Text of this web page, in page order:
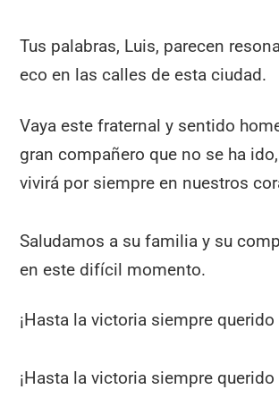
Tus palabras, Luis, parecen
eco en las calles de esta ciudad.
Vaya este fraternal y sentido
gran compañero que no se ha
vivirá por siempre en nuestros
Saludamos a su familia y su
en este difícil momento.
¡Hasta la victoria siempre querido
¡Hasta la victoria siempre querido